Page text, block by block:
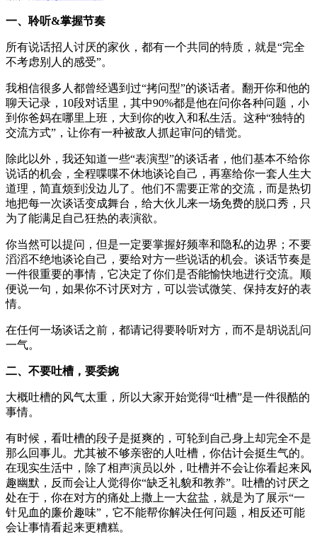
一、聆听&掌握节奏
所有说话招人讨厌的家伙，都有一个共同的特质，就是“完全
不考虑别人的感受”。
我相信很多人都曾经遇到过“拷问型”的谈话者。翻开你和他的
聊天记录，10段对话里，其中90%都是他在问你各种问题，小
到你爸妈在哪里上班，大到你的收入和私生活。这种“独特的
交流方式”，让你有一种被敌人抓起审问的错觉。
除此以外，我还知道一些“表演型”的谈话者，他们基本不给你
说话的机会，全程喋喋不休地谈论自己，再塞给你一套人生大
道理，简直烦到没边儿了。他们不需要正常的交流，而是热切
地把每一次谈话变成舞台，给大伙儿来一场免费的脱口秀，只
为了能满足自己狂热的表演欲。
你当然可以提问，但是一定要掌握好频率和隐私的边界；不要
滔滔不绝地谈论自己，要给对方一些说话的机会。谈话节奏是
一件很重要的事情，它决定了你们是否能愉快地进行交流。顺
便说一句，如果你不讨厌对方，可以尝试微笑、保持友好的表
情。
在任何一场谈话之前，都请记得要聆听对方，而不是胡说乱问
一气。
二、不要吐槽，要委婉
大概吐槽的风气太重，所以大家开始觉得“吐槽”是一件很酷的
事情。
有时候，看吐槽的段子是挺爽的，可轮到自己身上却完全不是
那么回事儿。尤其被不够亲密的人吐槽，你估计会挺生气的。
在现实生活中，除了相声演员以外，吐槽并不会让你看起来风
趣幽默，反而会让人觉得你“缺乏礼貌和教养”。吐槽的讨厌之
处在于，你在对方的痛处上撒上一大盆盐，就是为了展示“一
针见血的廉价趣味”，它不能帮你解决任何问题，相反还可能
会让事情看起来更糟糕。